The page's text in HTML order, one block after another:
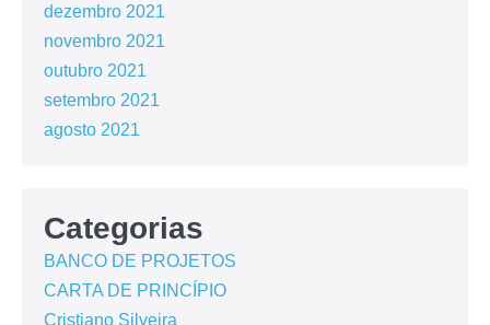
dezembro 2021
novembro 2021
outubro 2021
setembro 2021
agosto 2021
Categorias
BANCO DE PROJETOS
CARTA DE PRINCÍPIO
Cristiano Silveira